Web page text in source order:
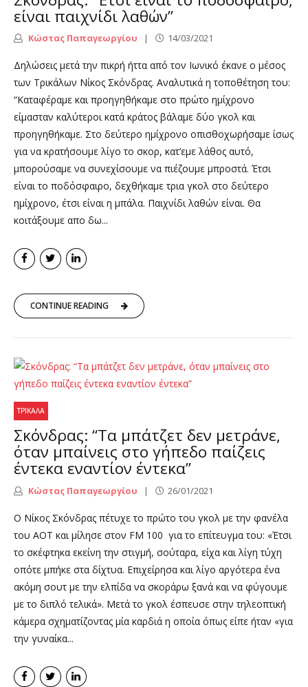
είναι παιχνίδι λαθών”
Κώστας Παπαγεωργίου 14/03/2021
Δηλώσεις μετά την πικρή ήττα από τον Ιωνικό έκανε ο μέσος
των Τρικάλων Νίκος Σκόνδρας. Αναλυτικά η τοποθέτηση του:
“Καταφέραμε και προηγηθήκαμε στο πρώτο ημίχρονο
είμασταν καλύτεροι κατά κράτος βάλαμε δύο γκολ και
προηγηθήκαμε. Στο δεύτερο ημίχρονο οπισθοχωρήσαμε ίσως
για να κρατήσουμε λίγο το σκορ, κατ’εμε λάθος αυτό,
μπορούσαμε να συνεχίσουμε να πιέζουμε μπροστά. Έτσι
είναι το ποδόσφαιρο, δεχθήκαμε τρια γκολ στο δεύτερο
ημίχρονο, έτσι είναι η μπάλα. Παιχνίδι λαθών είναι. Θα
κοιτάξουμε απο δω...
CONTINUE READING
ΤΡΊΚΑΛΑ
Σκόνδρας: “Τα μπάτζετ δεν μετράνε,
όταν μπαίνεις στο γήπεδο παίζεις
έντεκα εναντίον έντεκα”
Κώστας Παπαγεωργίου 26/01/2021
Ο Νίκος Σκόνδρας πέτυχε το πρώτο του γκολ με την φανέλα
του ΑΟΤ και μίλησε στον FM 100 για το επίτευγμα του: «Έτσι
το σκέφτηκα εκείνη την στιγμή, σούταρα, είχα και λίγη τύχη
οπότε μπήκε στα δίχτυα. Επιχείρησα και λίγο αργότερα ένα
ακόμη σουτ με την ελπίδα να σκοράρω ξανά και να φύγουμε
με το διπλό τελικά». Μετά το γκολ έσπευσε στην τηλεοπτική
κάμερα σχηματίζοντας μία καρδιά η οποία όπως είπε ήταν «για
την γυναίκα...